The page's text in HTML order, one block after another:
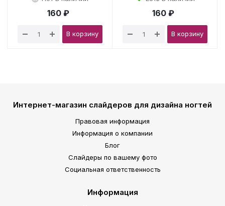
160 ₽
В корзину
160 ₽
В корзину
Интернет-магазин слайдеров для дизайна ногтей
Правовая информация
Информация о компании
Блог
Слайдеры по вашему фото
Социальная ответственность
Информация